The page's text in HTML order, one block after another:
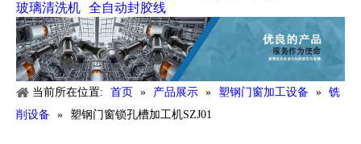
玻璃清洗机 全自动封胶线
当前所在位置: 首页 » 产品展示 » 塑钢门窗加工设备 » 铣
削设备
» 塑钢门窗锁孔槽加工机SZJ01